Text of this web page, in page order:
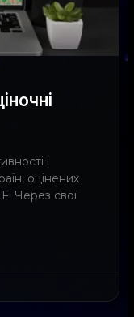
і
оцінених
Через свої